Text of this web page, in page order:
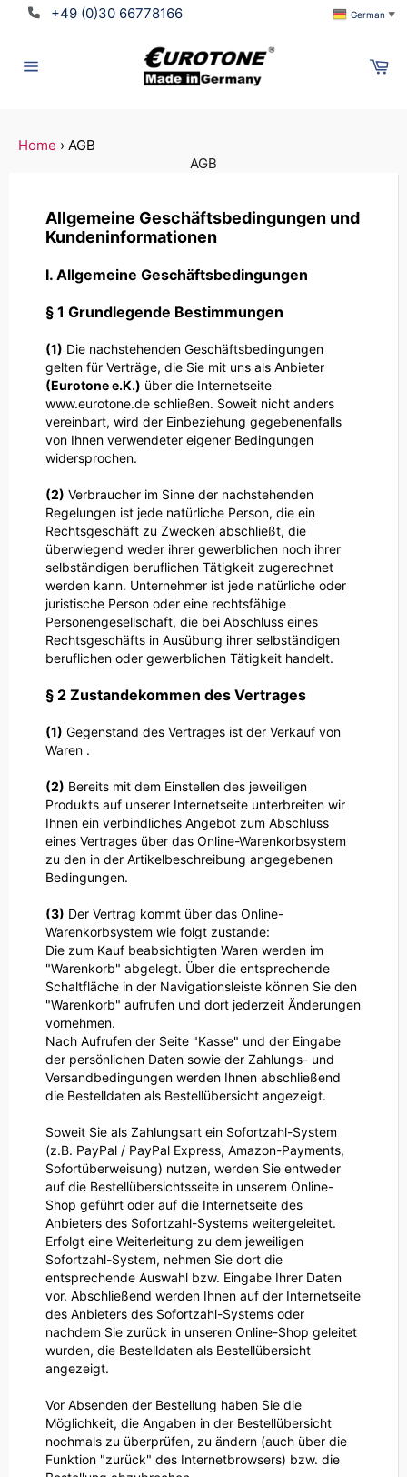
Direkt
+49 (0)30 66778166 German ▼
Home › AGB
AGB
Allgemeine Geschäftsbedingungen und
Kundeninformationen
I. Allgemeine Geschäftsbedingungen
§ 1 Grundlegende Bestimmungen
(1) Die nachstehenden Geschäftsbedingungen
gelten für Verträge, die Sie mit uns als Anbieter
(Eurotone e.K.) über die Internetseite
www.eurotone.de schließen. Soweit nicht anders
vereinbart, wird der Einbeziehung gegebenenfalls
von Ihnen verwendeter eigener Bedingungen
widersprochen.
(2) Verbraucher im Sinne der nachstehenden
Regelungen ist jede natürliche Person, die ein
Rechtsgeschäft zu Zwecken abschließt, die
überwiegend weder ihrer gewerblichen noch ihrer
selbständigen beruflichen Tätigkeit zugerechnet
werden kann. Unternehmer ist jede natürliche oder
juristische Person oder eine rechtsfähige
Personengesellschaft, die bei Abschluss eines
Rechtsgeschäfts in Ausübung ihrer selbständigen
beruflichen oder gewerblichen Tätigkeit handelt.
§ 2 Zustandekommen des Vertrages
(1) Gegenstand des Vertrages ist der Verkauf von
Waren .
(2) Bereits mit dem Einstellen des jeweiligen
Produkts auf unserer Internetseite unterbreiten wir
Ihnen ein verbindliches Angebot zum Abschluss
eines Vertrages über das Online-Warenkorbsystem
zu den in der Artikelbeschreibung angegebenen
Bedingungen.
(3) Der Vertrag kommt über das Online-
Warenkorbsystem wie folgt zustande:
Die zum Kauf beabsichtigten Waren werden im
"Warenkorb" abgelegt. Über die entsprechende
Schaltfläche in der Navigationsleiste können Sie den
"Warenkorb" aufrufen und dort jederzeit Änderungen
vornehmen.
Nach Aufrufen der Seite "Kasse" und der Eingabe
der persönlichen Daten sowie der Zahlungs- und
Versandbedingungen werden Ihnen abschließend
die Bestelldaten als Bestellübersicht angezeigt.
Soweit Sie als Zahlungsart ein Sofortzahl-System
(z.B. PayPal / PayPal Express, Amazon-Payments,
Sofortüberweisung) nutzen, werden Sie entweder
auf die Bestellübersichtsseite in unserem Online-
Shop geführt oder auf die Internetseite des
Anbieters des Sofortzahl-Systems weitergeleitet.
Erfolgt eine Weiterleitung zu dem jeweiligen
Sofortzahl-System, nehmen Sie dort die
entsprechende Auswahl bzw. Eingabe Ihrer Daten
vor. Abschließend werden Ihnen auf der Internetseite
des Anbieters des Sofortzahl-Systems oder
nachdem Sie zurück in unseren Online-Shop geleitet
wurden, die Bestelldaten als Bestellübersicht
angezeigt.
Vor Absenden der Bestellung haben Sie die
Möglichkeit, die Angaben in der Bestellübersicht
nochmals zu überprüfen, zu ändern (auch über die
Funktion "zurück" des Internetbrowsers) bzw. die